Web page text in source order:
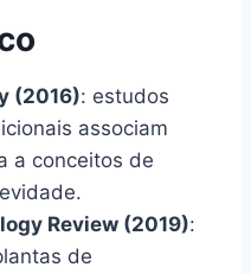
(2016): estudos
associam
a conceitos de
Review (2019):
de